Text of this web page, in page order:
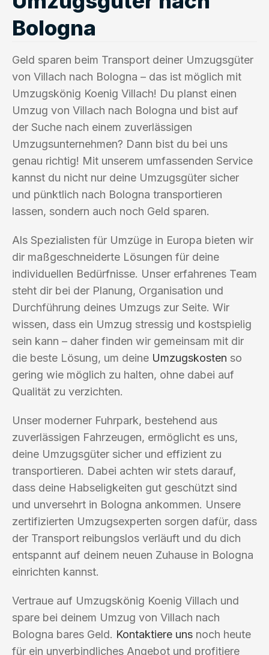
Bologna
Geld sparen beim Transport deiner Umzugsgüter
von Villach nach Bologna – das ist möglich mit
Umzugskönig Koenig Villach! Du planst einen
Umzug von Villach nach Bologna und bist auf
der Suche nach einem zuverlässigen
Umzugsunternehmen? Dann bist du bei uns
genau richtig! Mit unserem umfassenden Service
kannst du nicht nur deine Umzugsgüter sicher
und pünktlich nach Bologna transportieren
lassen, sondern auch noch Geld sparen.
Als Spezialisten für Umzüge in Europa bieten wir
dir maßgeschneiderte Lösungen für deine
individuellen Bedürfnisse. Unser erfahrenes Team
steht dir bei der Planung, Organisation und
Durchführung deines Umzugs zur Seite. Wir
wissen, dass ein Umzug stressig und kostspielig
sein kann – daher finden wir gemeinsam mit dir
die beste Lösung, um deine Umzugskosten so
gering wie möglich zu halten, ohne dabei auf
Qualität zu verzichten.
Unser moderner Fuhrpark, bestehend aus
zuverlässigen Fahrzeugen, ermöglicht es uns,
deine Umzugsgüter sicher und effizient zu
transportieren. Dabei achten wir stets darauf,
dass deine Habseligkeiten gut geschützt sind
und unversehrt in Bologna ankommen. Unsere
zertifizierten Umzugsexperten sorgen dafür, dass
der Transport reibungslos verläuft und du dich
entspannt auf deinem neuen Zuhause in Bologna
einrichten kannst.
Vertraue auf Umzugskönig Koenig Villach und
spare bei deinem Umzug von Villach nach
Bologna bares Geld. Kontaktiere uns noch heute
für ein unverbindliches Angebot und profitiere